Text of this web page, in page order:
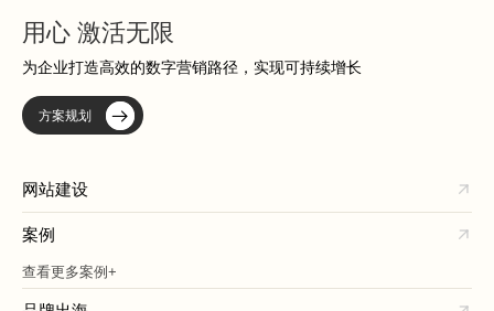
用心 激活无限
为企业打造高效的数字营销路径，实现可持续增长
方案规划
网站建设
案例
查看更多案例+